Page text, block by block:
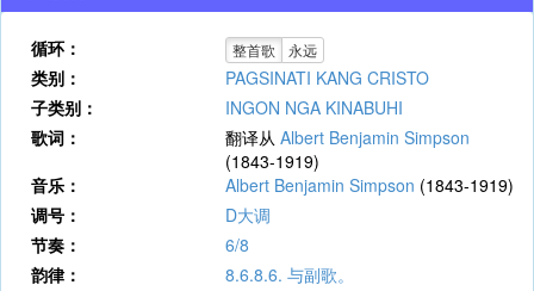
循环： 整首歌 永远
类别：
PAGSINATI KANG CRISTO
子类别：
INGON NGA KINABUHI
歌词：
翻译从 Albert Benjamin Simpson
(1843-1919)
音乐：
Albert Benjamin Simpson (1843-1919)
调号：
D大调
节奏：
6/8
韵律：
8.6.8.6. 与副歌。